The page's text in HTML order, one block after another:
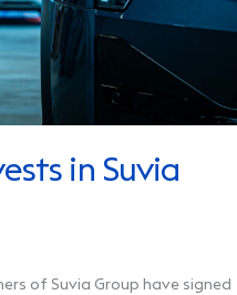
in Suvia
of Suvia Group have signed